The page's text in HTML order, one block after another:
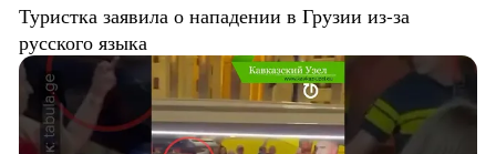
Туристка заявила о нападении в Грузии из-за
русского языка